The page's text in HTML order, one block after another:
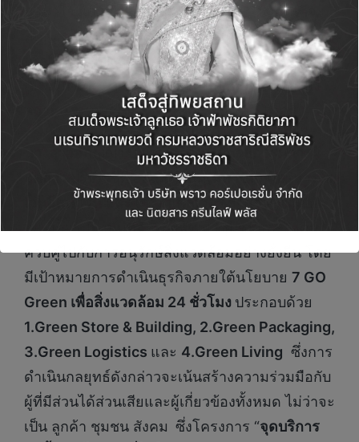
พานาโซนิค เอเนอร์จี และซีพี ออลล์ วางแผนที่จะ
ติดตั้งจุดบริการรับทิ้งถ่านไฟฉายที่ใช้แล้ว
(Battery Collection) เพื่อรีไซเคิล ผ่าน เซเว่น อี
เลฟเว่น ให้ครบ 50 แห่งภายในปี 2566 เพื่อสร้าง
ความตระหนักรู้ต่อสิ่งแวดล้อมของผู้บริโภค
นางสาวอภิญญา บัญญัติทัศไนย ผู้ช่วยกรรมการผู้
จัดการ บริษัท ซีพี ออลล์ จำกัด(มหาชน) ผู้บริหารเซ
เว่นอีเลฟเว่น และ เซเว่นเดลิเวอรี่กล่าวว่า ซีพี ออ
ลล์ มีความมุ่งมั่นที่จะร่วมพัฒนาชุมชนและสังคม
ควบคู่ไปกับการอนุรักษ์สิ่งแวดล้อมอย่างยั่งยืน โดย
มีเป้าหมายการดำเนินธุรกิจภายใต้นโยบาย 7 GO
Green เพื่อสิ่งแวดล้อม 24 ชั่วโมง ประกอบด้วย
1.Green Store & Building, 2.Green Packaging,
3.Green Logistics และ 4.Green Living ซึ่งการ
ดำเนินกลยุทธ์ดังกล่าวจะเน้นสร้างความร่วมมือกับ
ผู้ที่มีส่วนได้ส่วนเสียและผู้เกี่ยวข้องทั้งหมด ไม่ว่าจะ
เป็น ลูกค้า ชุมชน สังคม ซึ่งโครงการ “จุดบริการ